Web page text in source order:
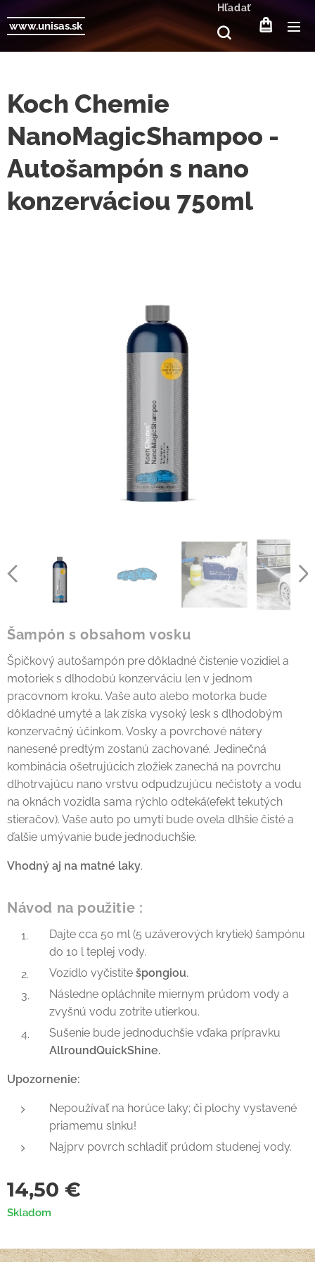
www.unisas.sk
Hľadať
Koch Chemie
NanoMagicShampoo -
Autošampón s nano
konzerváciou 750ml
Šampón s obsahom vosku
Špičkový autošampón pre dôkladné čistenie vozidiel a
motoriek s dlhodobú konzerváciu len v jednom
pracovnom kroku. Vaše auto alebo motorka bude
dôkladné umyté a lak získa vysoký lesk s dlhodobým
konzervačný účinkom. Vosky a povrchové nátery
nanesené predtým zostanú zachované. Jedinečná
kombinácia ošetrujúcich zložiek zanechá na povrchu
dlhotrvajúcu nano vrstvu odpudzujúcu nečistoty a vodu
na oknách vozidla sama rýchlo odteká(efekt tekutých
stieračov). Vaše auto po umytí bude ovela dlhšie čisté a
ďalšie umývanie bude jednoduchšie.
Vhodný aj na matné laky.
Návod na použitie :
Dajte cca 50 ml (5 uzáverových krytiek) šampónu
do 10 l teplej vody.
Vozidlo vyčistite špongiou.
Následne opláchnite miernym prúdom vody a
zvyšnú vodu zotrite utierkou.
Sušenie bude jednoduchšie vďaka prípravku
AllroundQuickShine.
Upozornenie:
Nepoužívať na horúce laky; či plochy vystavené
priamemu slnku!
Najprv povrch schladiť prúdom studenej vody.
14,50 €
Skladom